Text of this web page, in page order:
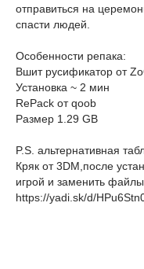
отправиться на
спасти людей.
Особенности репака:
Вшит русификатор от
Установка ~ 2 мин
RePack от qoob
Размер 1.29 GB
P.S. альтернативная
Кряк от 3DM,после
игрой и заменить файлы.
https://yadi.sk/d/